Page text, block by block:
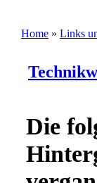
Home » Links
Die